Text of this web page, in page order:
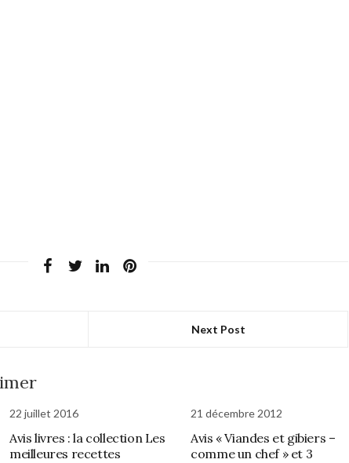
Next Post
22 juillet 2016
Avis livres : la collection Les
meilleures recettes
21 décembre 2012
Avis « Viandes et gibiers –
comme un chef » et 3